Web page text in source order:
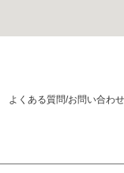
よくある質問/お問い合わせ